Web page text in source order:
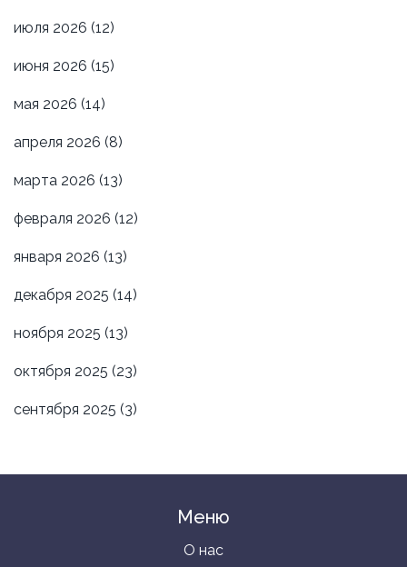
июля 2026 (12)
июня 2026 (15)
мая 2026 (14)
апреля 2026 (8)
марта 2026 (13)
февраля 2026 (12)
января 2026 (13)
декабря 2025 (14)
ноября 2025 (13)
октября 2025 (23)
сентября 2025 (3)
Меню
О нас